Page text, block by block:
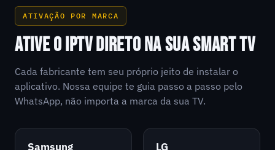
ATIVAÇÃO POR MARCA
ATIVE O IPTV DIRETO NA SUA SMART TV
Cada fabricante tem seu próprio jeito de instalar o
aplicativo. Nossa equipe te guia passo a passo pelo
WhatsApp, não importa a marca da sua TV.
Samsung LG